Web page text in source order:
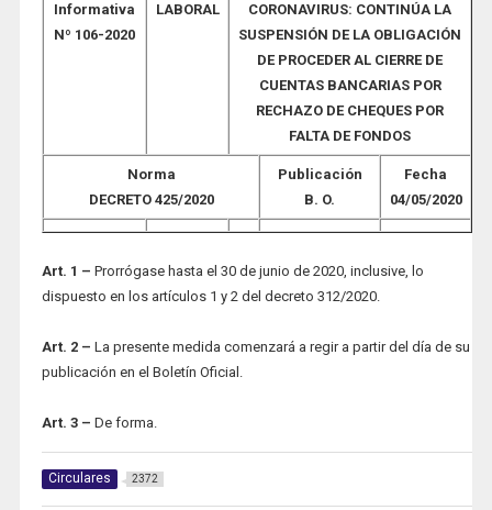
Informativa
Nº 106-2020
LABORAL
CORONAVIRUS: CONTINÚA LA
SUSPENSIÓN DE LA OBLIGACIÓN
DE PROCEDER AL CIERRE DE
CUENTAS BANCARIAS POR
RECHAZO DE CHEQUES POR
FALTA DE FONDOS
Norma
DECRETO 425/2020
Publicación
B. O.
Fecha
04/05/2020
Art. 1 – Prorrógase hasta el 30 de junio de 2020, inclusive, lo
dispuesto en los artículos 1 y 2 del decreto 312/2020.
Art. 2 – La presente medida comenzará a regir a partir del día de su
publicación en el Boletín Oficial.
Art. 3 – De forma.
Circulares 2372